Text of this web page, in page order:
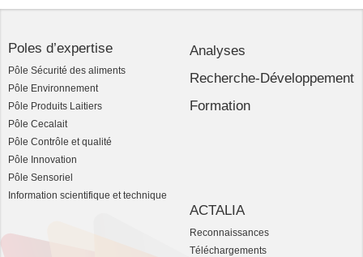
Poles d’expertise
Pôle Sécurité des aliments
Pôle Environnement
Pôle Produits Laitiers
Pôle Cecalait
Pôle Contrôle et qualité
Pôle Innovation
Pôle Sensoriel
Information scientifique et technique
Analyses
Recherche-Développement
Formation
ACTALIA
Reconnaissances
Téléchargements